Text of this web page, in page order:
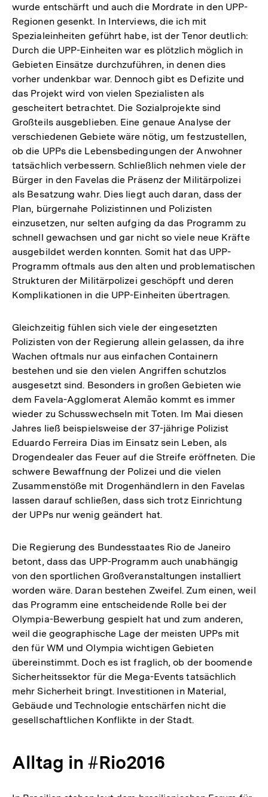
wurde entschärft und auch die Mordrate in den UPP-
Regionen gesenkt. In Interviews, die ich mit
Spezialeinheiten geführt habe, ist der Tenor deutlich:
Durch die UPP-Einheiten war es plötzlich möglich in
Gebieten Einsätze durchzuführen, in denen dies
vorher undenkbar war. Dennoch gibt es Defizite und
das Projekt wird von vielen Spezialisten als
gescheitert betrachtet. Die Sozialprojekte sind
Großteils ausgeblieben. Eine genaue Analyse der
verschiedenen Gebiete wäre nötig, um festzustellen,
ob die UPPs die Lebensbedingungen der Anwohner
tatsächlich verbessern. Schließlich nehmen viele der
Bürger in den Favelas die Präsenz der Militärpolizei
als Besatzung wahr. Dies liegt auch daran, dass der
Plan, bürgernahe Polizistinnen und Polizisten
einzusetzen, nur selten aufging da das Programm zu
schnell gewachsen und gar nicht so viele neue Kräfte
ausgebildet werden konnten. Somit hat das UPP-
Programm oftmals aus den alten und problematischen
Strukturen der Militärpolizei geschöpft und deren
Komplikationen in die UPP-Einheiten übertragen.
Gleichzeitig fühlen sich viele der eingesetzten
Polizisten von der Regierung allein gelassen, da ihre
Wachen oftmals nur aus einfachen Containern
bestehen und sie den vielen Angriffen schutzlos
ausgesetzt sind. Besonders in großen Gebieten wie
dem Favela-Agglomerat Alemão kommt es immer
wieder zu Schusswechseln mit Toten. Im Mai diesen
Jahres ließ beispielsweise der 37-jährige Polizist
Eduardo Ferreira Dias im Einsatz sein Leben, als
Drogendealer das Feuer auf die Streife eröffneten. Die
schwere Bewaffnung der Polizei und die vielen
Zusammenstöße mit Drogenhändlern in den Favelas
lassen darauf schließen, dass sich trotz Einrichtung
der UPPs nur wenig geändert hat.
Die Regierung des Bundesstaates Rio de Janeiro
betont, dass das UPP-Programm auch unabhängig
von den sportlichen Großveranstaltungen installiert
worden wäre. Daran bestehen Zweifel. Zum einen, weil
das Programm eine entscheidende Rolle bei der
Olympia-Bewerbung gespielt hat und zum anderen,
weil die geographische Lage der meisten UPPs mit
den für WM und Olympia wichtigen Gebieten
übereinstimmt. Doch es ist fraglich, ob der boomende
Sicherheitssektor für die Mega-Events tatsächlich
mehr Sicherheit bringt. Investitionen in Material,
Gebäude und Technologie entschärfen nicht die
gesellschaftlichen Konflikte in der Stadt.
Alltag in #Rio2016